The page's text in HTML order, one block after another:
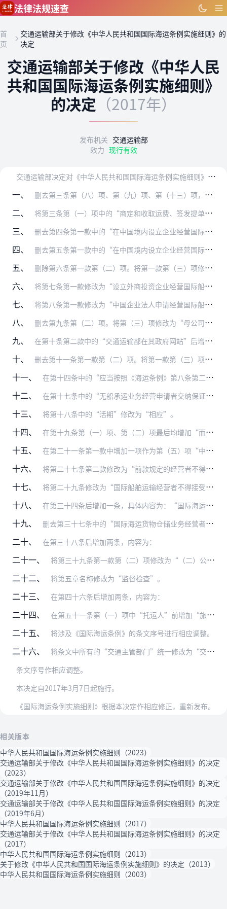
跳到主要内容
法律法规速查
首
页
交通运输部关于修改《中华人民共和国国际海运条例实施细则》的
决定
交通运输部关于修改《中华人民
共和国国际海运条例实施细则》
的决定 （2017年）
发布机关 交通运输部
效力 现行有效
交
通运输部决定对《中华人民共和国国际海运条例实施细则》（交通运输部令2013年第9号）作如下修改：
一、
删去第三条第（八）项、第（九）项、第（十三）项，第二十二条、第三十条、第三十三条、第三十五条、第三十六条、第四十三条、第四十四条、第四十五条、第四十六条、第六十…
二、 将第三条第（一）项中的“商定和收取运费、签发提单及其他相关运输单证”修改为“商定和收取客票票款和运费、签发客票和提单及其他相关运输单证、安排旅客上下船舶”。删去…
三、 删去第四条第一款中的“在中国境内设立企业经营国际船舶运输业务，或者”。
四、 删去第五条第一款中的“在中国境内设立企业经营国际船舶运输业务，或者”和第（二）项。将第一款第（三）项修改为“（二）申请人的企业商业登记文件、公司章程的复印件”。…
五、 删除第六条第一款第（二）项。将第一款第（三）项修改为“（二）母公司的商业登记文件、公司章程的复印件”。将第一款第（四）项中的“副本”修改为“复印件”。将第二款中…
六、 将第七条第一款修改为“设立外商投资企业经营国际船舶代理业务，应当有固定的营业场所和必要的营业设施，其高级业务管理人员中至少应当有2人具有3年以上从事国际海上运输…
七、 将第八条第一款修改为“中国企业法人申请经营国际船舶管理业务，应当向拟经营业务所在地的省、自治区、直辖市人民政府交通运输主管部门提出申请，申请材料应当包括：
八、 删去第九条第（二）项。将第（三）项修改为“母公司的商业登记文件、公司章程的复印件”。将第（四）项中的“副本”修改为“复印件”。
九、 在第十条第二款中的“交通运输部在其政府网站”后增加“或者授权发布的网站”。增加一款作为第三款“取得《国际班轮运输经营资格登记证》的企业在经营国际班轮运输业务期间…
十、 删去第十一条第一款第（二）项。将第一款第（三）项修改为“（二）企业商业登记文件复印件；”将第一款第（五）项修改为“（四）保证金已交存的银行凭证复印件、保证金保函…
十一、 在第十四条中的“应当按照《海运条例》第八条第二款的规定交纳保证金”后增加“或者取得保证金保函、保证金责任保险”。将第（二）项修改为“母公司及分支机构的企业商业登…
十二、 在第十七条中的“无船承运业务经营申请者交纳保证金”后增加“取得保证金保函或者保证金责任保险”。在“交通运输部在其政府网站”后增加“或者授权发布的网站”。
十三、 将第十八条中的“活期”修改为“相应”。
十四、 在第十九条第（一）项、第（二）项最后均增加“而无船承运业务经营者拒不执行的”。
十五、 在第二十一条第一款中增加一项作为第（五）项“中国籍船舶终止国际船舶运输业务”。
十六、 将第二十七条第二款修改为“前款规定的经营者不得接受未办理提单登记并交存保证金或者取得保证金保函、保证金责任保险的无船承运业务经营者的委托，为其代理签发提单。”
十七、 将第二十九条修改为“国际船舶运输经营者不得接受未办理提单登记并交纳保证金或者取得保证金保函、保证金责任保险的无船承运业务经营者提供的货物或者集装箱。”
十八、 在第三十四条后增加一条，具体内容为：“国际海运业及辅助业经营者，应当按照有关统计报表制度的要求，真实、准确、完整、及时地报送相关统计信息。”
十九、 删去第三十七条中的“国际海运货物仓储业务经营者以及国际集装箱站与堆场业务经营者”。
二十、 在第三十八条后增加两条，内容为：
二十一、 将第三十九条第一款第（二）项修改为“（二）公司章程复印件”。删去第一款第（三）项。将第（四）项修改为“（三）投资者的企业商业登记文件或者身份证件复印件”。
二十二、 将第五章名称修改为“监督检查”。
二十三、 在第四十六条后增加两条，内容为：
二十四、 在第五十一条第（一）项中“托运人”前增加“旅客或者”。将第（二）项修改为“影响旅客或者货物的正常出行或者出运”。
二十五、 将涉及《国际海运条例》的条文序号进行相应调整。
二十六、
将条文中所有的“交通主管部门”统一修改为“交通运输主管部门”，将“对外贸易经济合作部”统一修改为“商务部”。
条文序号作相应调整。
本决定自2017年3月7日起施行。
《国际海运条例实施细则》根据本决定作相应修正，重新发布。
相关版本
中华人民共和国国际海运条例实施细则（2023）
交通运输部关于修改《中华人民共和国国际海运条例实施细则》的决定
（2023）
交通运输部关于修改《中华人民共和国国际海运条例实施细则》的决定
（2019年11月）
交通运输部关于修改《中华人民共和国国际海运条例实施细则》的决定
（2019年6月）
中华人民共和国国际海运条例实施细则（2017）
交通运输部关于修改《中华人民共和国国际海运条例实施细则》的决定
（2017）
中华人民共和国国际海运条例实施细则（2013）
关于修改《中华人民共和国国际海运条例实施细则》的决定（2013）
中华人民共和国国际海运条例实施细则（2003）